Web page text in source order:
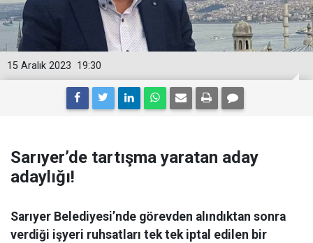
19:30
15 Aralık 2023
Sarıyer’de tartışma yaratan aday
adaylığı!
Sarıyer Belediyesi’nde görevden alındıktan sonra
verdiği işyeri ruhsatları tek tek iptal edilen bir